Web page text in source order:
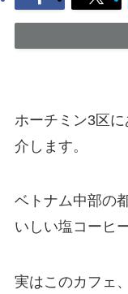
ホーチミン3区に
介します。
ベトナム中部の
いしい塩コーヒ
実はこのカフェ